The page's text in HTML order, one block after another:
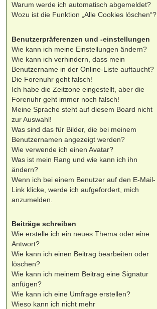
Warum werde ich automatisch abgemeldet?
Wozu ist die Funktion „Alle Cookies löschen“?
Benutzerpräferenzen und -einstellungen
Wie kann ich meine Einstellungen ändern?
Wie kann ich verhindern, dass mein
Benutzername in der Online-Liste auftaucht?
Die Forenuhr geht falsch!
Ich habe die Zeitzone eingestellt, aber die
Forenuhr geht immer noch falsch!
Meine Sprache steht auf diesem Board nicht
zur Auswahl!
Was sind das für Bilder, die bei meinem
Benutzernamen angezeigt werden?
Wie verwende ich einen Avatar?
Was ist mein Rang und wie kann ich ihn
ändern?
Wenn ich bei einem Benutzer auf den E-Mail-
Link klicke, werde ich aufgefordert, mich
anzumelden.
Beiträge schreiben
Wie erstelle ich ein neues Thema oder eine
Antwort?
Wie kann ich einen Beitrag bearbeiten oder
löschen?
Wie kann ich meinem Beitrag eine Signatur
anfügen?
Wie kann ich eine Umfrage erstellen?
Wieso kann ich nicht mehr